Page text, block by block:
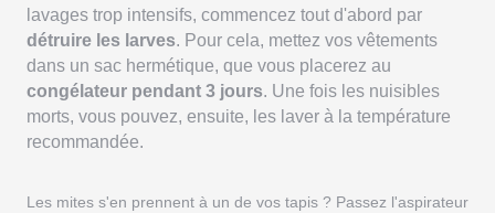
lavages trop intensifs, commencez tout d'abord par
détruire les larves. Pour cela, mettez vos vêtements
dans un sac hermétique, que vous placerez au
congélateur pendant 3 jours. Une fois les nuisibles
morts, vous pouvez, ensuite, les laver à la température
recommandée.
Les mites s'en prennent à un de vos tapis ? Passez l'aspirateur